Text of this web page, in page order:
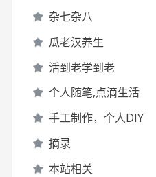
杂七杂八
瓜老汉养生
活到老学到老
个人随笔,点滴生活
手工制作，个人DIY
摘录
本站相关